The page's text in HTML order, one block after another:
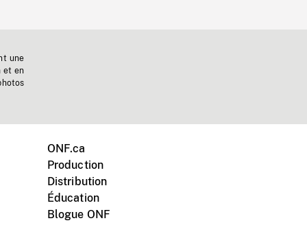
une
et en
ONF.ca
Production
Distribution
Éducation
Blogue ONF